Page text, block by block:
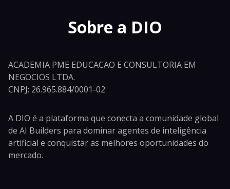
Sobre a DIO
ACADEMIA PME EDUCACAO E CONSULTORIA EM
NEGOCIOS LTDA.
CNPJ: 26.965.884/0001-02
A DIO é a plataforma que conecta a comunidade global
de AI Builders para dominar agentes de inteligência
artificial e conquistar as melhores oportunidades do
mercado.